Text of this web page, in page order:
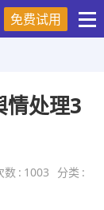
免费试用
情处理3
数 : 1003 分类 :